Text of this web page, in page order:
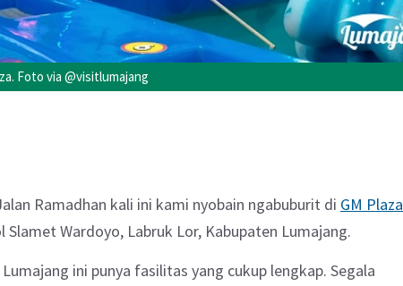
Foto via @visitlumajang
Ramadhan kali ini kami nyobain ngabuburit di GM Plaza
Slamet Wardoyo, Labruk Lor, Kabupaten Lumajang.
ini punya fasilitas yang cukup lengkap. Segala